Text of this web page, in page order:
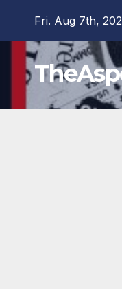
content
Fri. Aug 7th,